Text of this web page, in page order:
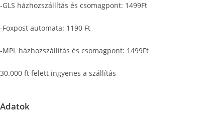
-GLS házhozszállítás és csomagpont: 1499Ft
-Foxpost automata: 1190 Ft
-MPL házhozszállítás és csomagpont: 1499Ft
30.000 ft felett ingyenes a szállítás
Adatok